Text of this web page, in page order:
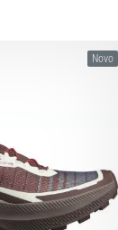
45⅓ 46 46⅔ 47⅓Novo